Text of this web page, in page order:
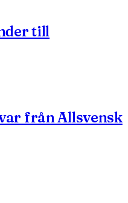
till
från Allsvensk